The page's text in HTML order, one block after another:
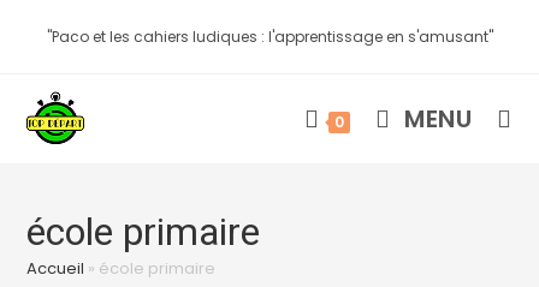
"Paco et les cahiers ludiques : l'apprentissage en s'amusant"
0 MENU
école primaire
Accueil » école primaire